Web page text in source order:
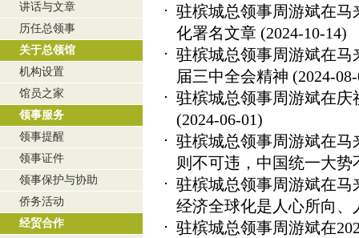
讲话与文章
历任总领事
关于总领馆
机构设置
馆员之家
领事服务
领事提醒
领事证件
领事保护与协助
侨务活动
经贸合作
驻槟城总领事周游斌在
化署名文章 (2024-10-14)
驻槟城总领事周游斌在
届三中全会精神 (2024-
驻槟城总领事周游斌在庆
(2024-06-01)
驻槟城总领事周游斌在
则不可违，中国统一大势
驻槟城总领事周游斌在
经济全球化是人心所向、
驻槟城总领事周游斌在